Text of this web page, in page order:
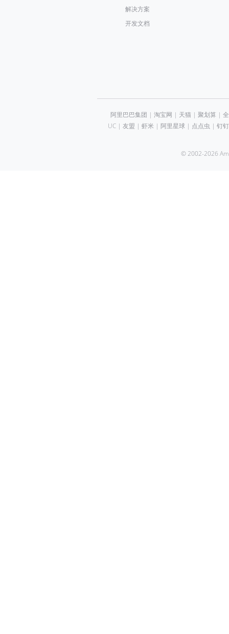
解决方案
开发文档
阿里巴巴集团 | 淘宝网 | 天猫| 聚划算 |
UC| 友盟 | 虾米 | 阿里星球| 点点虫 | 钉钉
© 2002-2026